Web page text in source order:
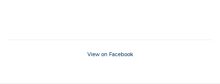
View on Facebook